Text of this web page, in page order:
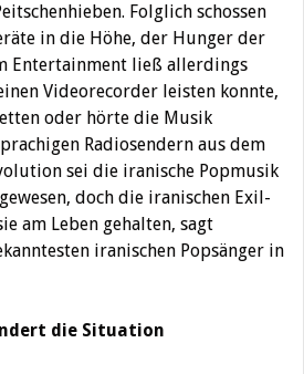
Folglich schossen
in die Höhe, der Hunger der
Entertainment ließ allerdings
Videorecorder leisten konnte,
oder hörte die Musik
Radiosendern aus dem
sei die iranische Popmusik
doch die iranischen Exil-
am Leben gehalten, sagt
iranischen Popsänger in
die Situation